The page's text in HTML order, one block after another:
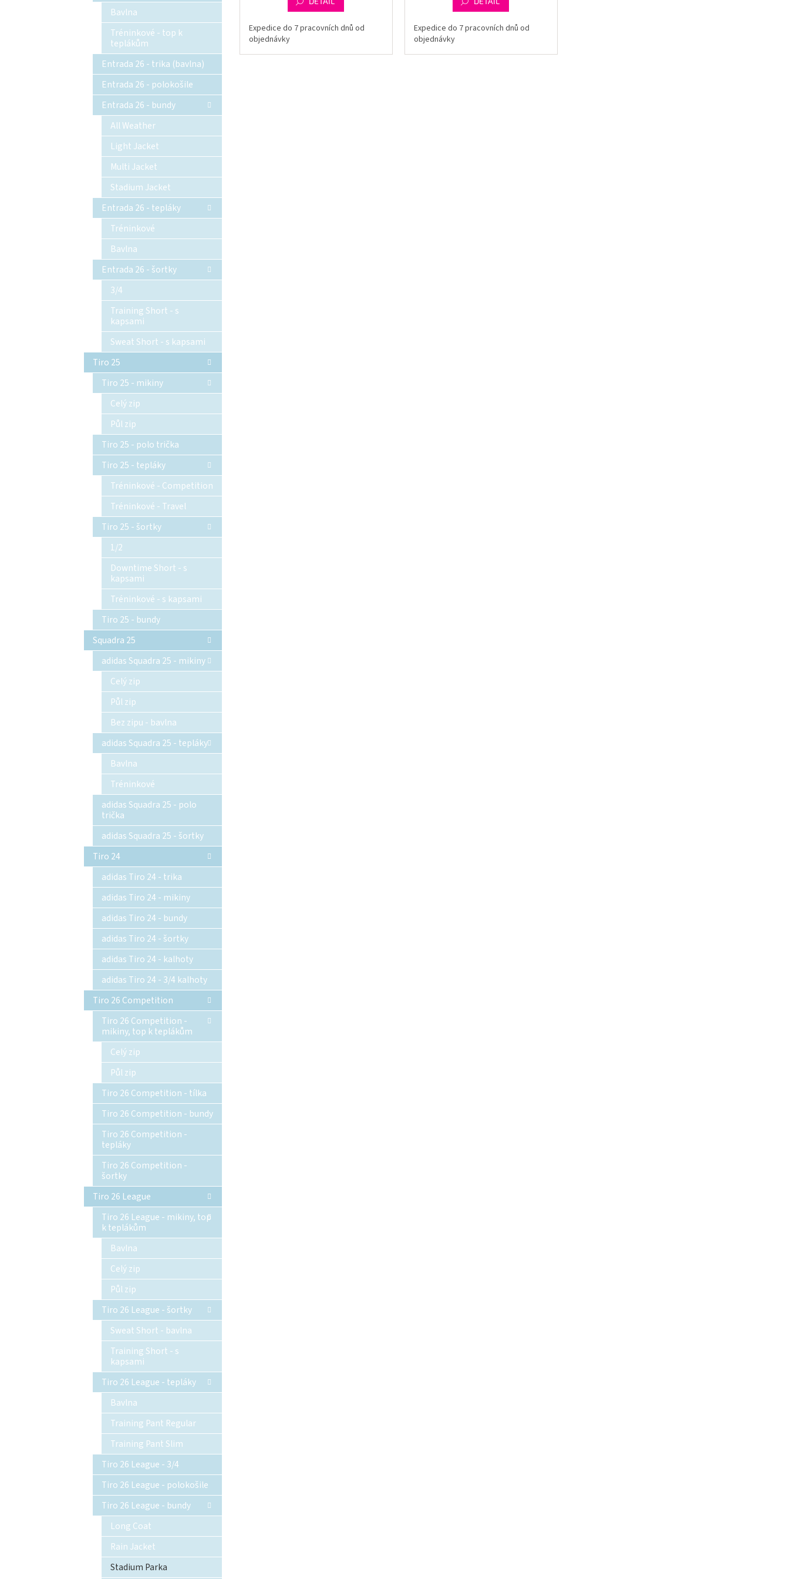
Bavlna
Tréninkové - top k
teplákům
Entrada 26 - trika (bavlna)
Entrada 26 - polokošile
Entrada 26 - bundy
All Weather
Light Jacket
Multi Jacket
Stadium Jacket
Entrada 26 - tepláky
Tréninkové
Bavlna
Entrada 26 - šortky
3/4
Training Short - s
kapsami
Sweat Short - s kapsami
Tiro 25
Tiro 25 - mikiny
Celý zip
Půl zip
Tiro 25 - polo trička
Tiro 25 - tepláky
Tréninkové - Competition
Tréninkové - Travel
Tiro 25 - šortky
1/2
Downtime Short - s
kapsami
Tréninkové - s kapsami
Tiro 25 - bundy
Squadra 25
adidas Squadra 25 - mikiny
Celý zip
Půl zip
Bez zipu - bavlna
adidas Squadra 25 - tepláky
Bavlna
Tréninkové
adidas Squadra 25 - polo
trička
adidas Squadra 25 - šortky
Tiro 24
adidas Tiro 24 - trika
adidas Tiro 24 - mikiny
adidas Tiro 24 - bundy
adidas Tiro 24 - šortky
adidas Tiro 24 - kalhoty
adidas Tiro 24 - 3/4 kalhoty
Tiro 26 Competition
Tiro 26 Competition -
mikiny, top k teplákům
Celý zip
Půl zip
Tiro 26 Competition - tílka
Tiro 26 Competition - bundy
Tiro 26 Competition -
tepláky
Tiro 26 Competition -
šortky
Tiro 26 League
Tiro 26 League - mikiny, top
k teplákům
Bavlna
Celý zip
Půl zip
Tiro 26 League - šortky
Sweat Short - bavlna
Training Short - s
kapsami
Tiro 26 League - tepláky
Bavlna
Training Pant Regular
Training Pant Slim
Tiro 26 League - 3/4
Tiro 26 League - polokošile
Tiro 26 League - bundy
Long Coat
Rain Jacket
Stadium Parka
Expedice do 7 pracovních dnů od
objednávky
Expedice do 7 pracovních dnů od
objednávky